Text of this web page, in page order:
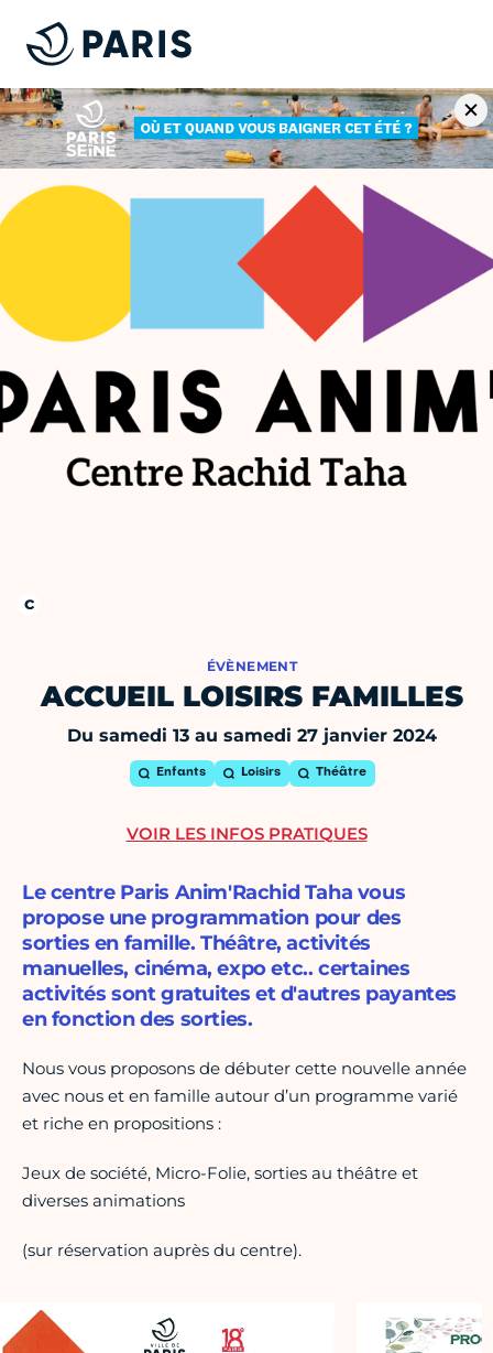
ÉVÈNEMENT
ACCUEIL LOISIRS FAMILLES
Du samedi 13 au samedi 27 janvier 2024
Enfants Loisirs Théâtre
Le centre Paris Anim'Rachid Taha vous
propose une programmation pour des
sorties en famille. Théâtre, activités
manuelles, cinéma, expo etc.. certaines
activités sont gratuites et d'autres payantes
en fonction des sorties.
Nous vous proposons de débuter cette nouvelle année
avec nous et en famille autour d’un programme varié
et riche en propositions :
Jeux de société, Micro-Folie, sorties au théâtre et
diverses animations
(sur réservation auprès du centre).
VOIR LES INFOS PRATIQUES